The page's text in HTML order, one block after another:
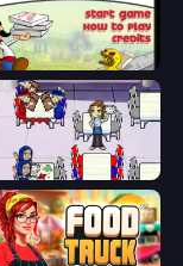
Papa Louie: When Pizzas Attack
Dash